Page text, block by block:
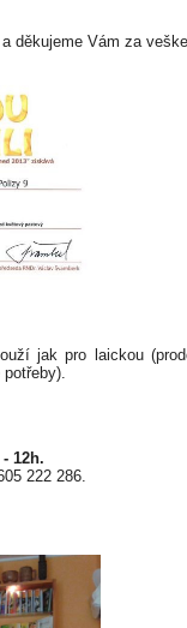
děkujeme Vám za
jak pro laickou
12h.
222 286.